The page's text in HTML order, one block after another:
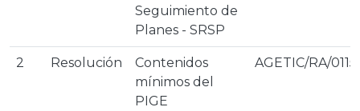
Seguimiento de
Planes - SRSP
2 Resolución
Contenidos
mínimos del
PIGE
AGETIC/RA/